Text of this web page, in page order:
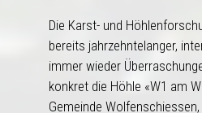
Die Karst- und
bereits jahrzehntelanger,
immer wieder
konkret die Höhle «W1 am
Gemeinde